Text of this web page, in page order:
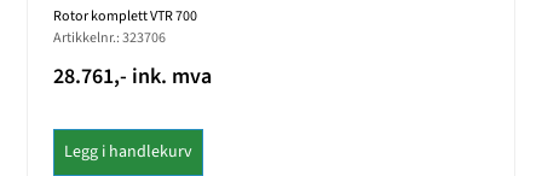
Rotor komplett VTR 700
Artikkelnr.: 323706
28.761,- ink. mva
Legg i handlekurv